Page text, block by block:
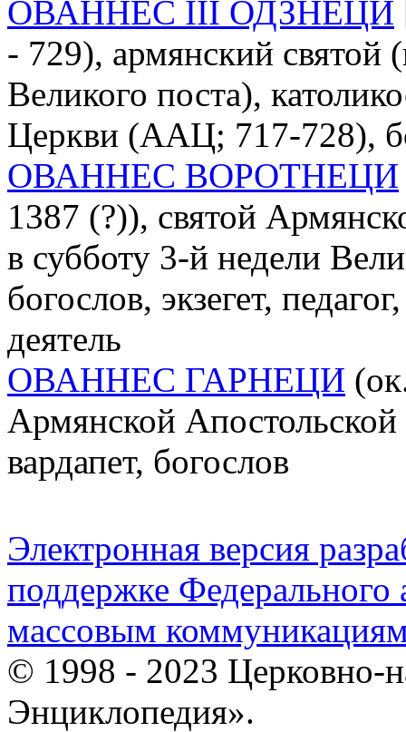
ОВАННЕС III ОДЗНЕЦИ
- 729), армянский святой
Великого поста),
Церкви (ААЦ; 717-728),
ОВАННЕС ВОРОТНЕЦИ
1387 (?)), святой
в субботу 3-й недели
богослов, экзегет,
деятель
ОВАННЕС ГАРНЕЦИ
Армянской
вардапет, богослов
Электронная версия
поддержке Федерального
массовым
© 1998 - 2023 Церковно-
Энциклопедия».